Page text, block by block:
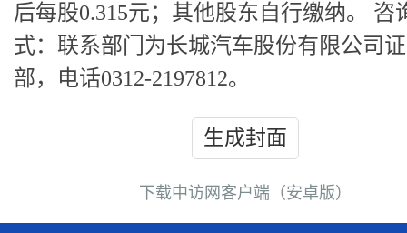
后每股0.315元；其他股东自行缴纳。 咨
式：联系部门为长城汽车股份有限公司
部，电话0312-2197812。
生成封面
下载中访网客户端（安卓版）